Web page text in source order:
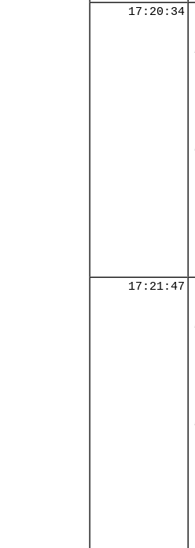
17:20:34
17:21:47